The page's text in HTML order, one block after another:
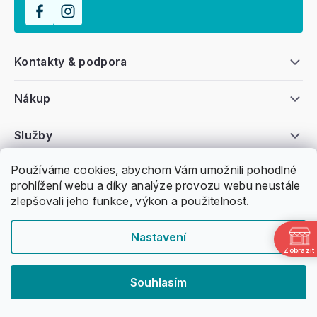
Používáme cookies, abychom Vám umožnili pohodlné
prohlížení webu a díky analýze provozu webu neustále
zlepšovali jeho funkce, výkon a použitelnost.
Nastavení
Souhlasím
Všeobecné informace
Nákup
Kontakty & podpora
Služby
Nakódoval Pavel Kuneš
Vytvořil Shoptet
Zobrazit